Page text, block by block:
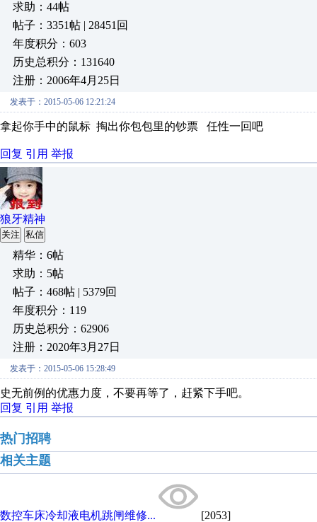
求助：44帖
帖子：3351帖 | 28451回
年度积分：603
历史总积分：131640
注册：2006年4月25日
发表于：2015-05-06 12:21:24
拿起你手中的鼠标 掏出你包包里的钞票 任性一回吧
回复 引用 举报
狼牙精神
关注 私信
精华：6帖
求助：5帖
帖子：468帖 | 5379回
年度积分：119
历史总积分：62906
注册：2020年3月27日
发表于：2015-05-06 15:28:49
史无前例的优惠力度，不要再等了，赶紧下手吧。
回复 引用 举报
热门招聘
相关主题
数控车床冷却液电机跳闸维修... [2053]